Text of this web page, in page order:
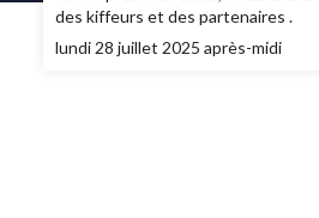
des kiffeurs et des partenaires .
lundi 28 juillet 2025 après-midi